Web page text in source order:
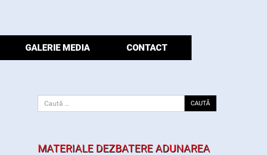
GALERIE MEDIA CONTACT
CAUTĂ
MATERIALE DEZBATERE ADUNAREA